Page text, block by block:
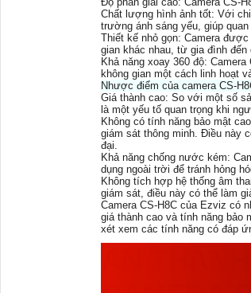
Chất lượng hình ảnh tốt: Với
trường ánh sáng yếu, giúp
Thiết kế nhỏ gọn: Camera
gian khác nhau, từ gia đình đến
Khả năng xoay 360 độ:
không gian một cách linh hoạt
Nhược điểm của camera CS-
Giá thành cao: So với một số
là một yếu tố quan trọng khi
Không có tính năng bảo mật
giám sát thông minh. Điều này
đại.
Khả năng chống nước kém:
dụng ngoài trời để tránh hỏng
Không tích hợp hệ thống âm
giám sát, điều này có thể làm
Camera CS-H8C của Ezviz có
giá thành cao và tính năng bảo
xét xem các tính năng có đáp